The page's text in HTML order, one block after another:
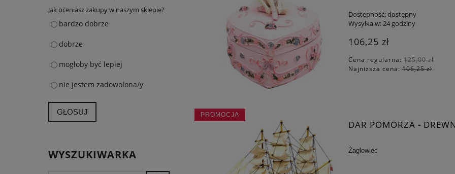
Jak oceniasz zakupy w naszym sklepie?
bardzo dobrze
dobrze
mogłoby być lepiej
nie jestem zadowolona/y
GŁOSUJ
WYSZUKIWARKA
Dostępność:dostępny
Wysyłka w: 24 godziny
106,25 zł
Cena regularna: 125,00 zł
Najniższa cena:106,25 zł
DAR POMORZA -
Żaglowiec
PROMOCJA